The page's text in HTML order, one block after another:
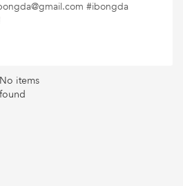
#ibongda
No items
found